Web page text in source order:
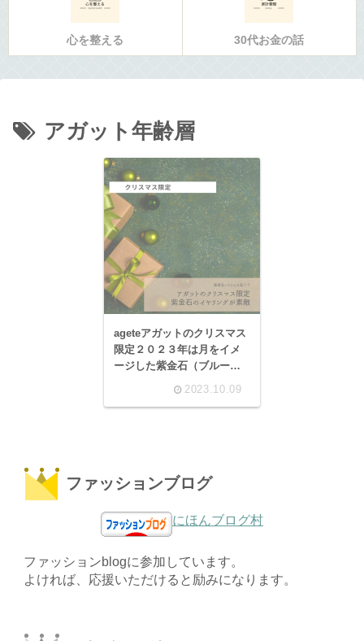
心を整える 30代お金の話
アガット年齢層
ageteアガットのクリスマス
限定２０２３年は月をイメ
ージした紫金石（ブルーゴ
2023.10.09
ファッションブログ
にほんブログ村
ファッションblogに参加しています。
よければ、応援いただけると励みになります。